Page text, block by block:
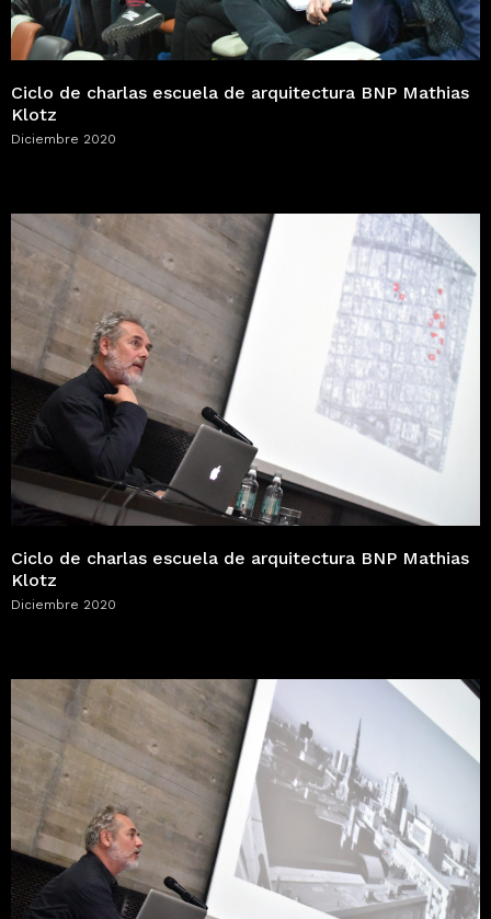
Ciclo de charlas escuela de arquitectura BNP Mathias
Klotz
Diciembre 2020
Ciclo de charlas escuela de arquitectura BNP Mathias
Klotz
Diciembre 2020